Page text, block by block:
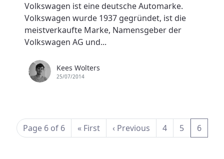
Volkswagen ist eine deutsche Automarke.
Volkswagen wurde 1937 gegründet, ist die
meistverkaufte Marke, Namensgeber der
Volkswagen AG und...
Kees Wolters
25/07/2014
Page 6 of 6 «First ‹ Previous 4 5 6